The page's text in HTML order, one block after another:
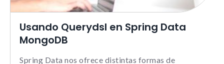
Usando Querydsl en Spring Data
MongoDB
Spring Data nos ofrece distintas formas de